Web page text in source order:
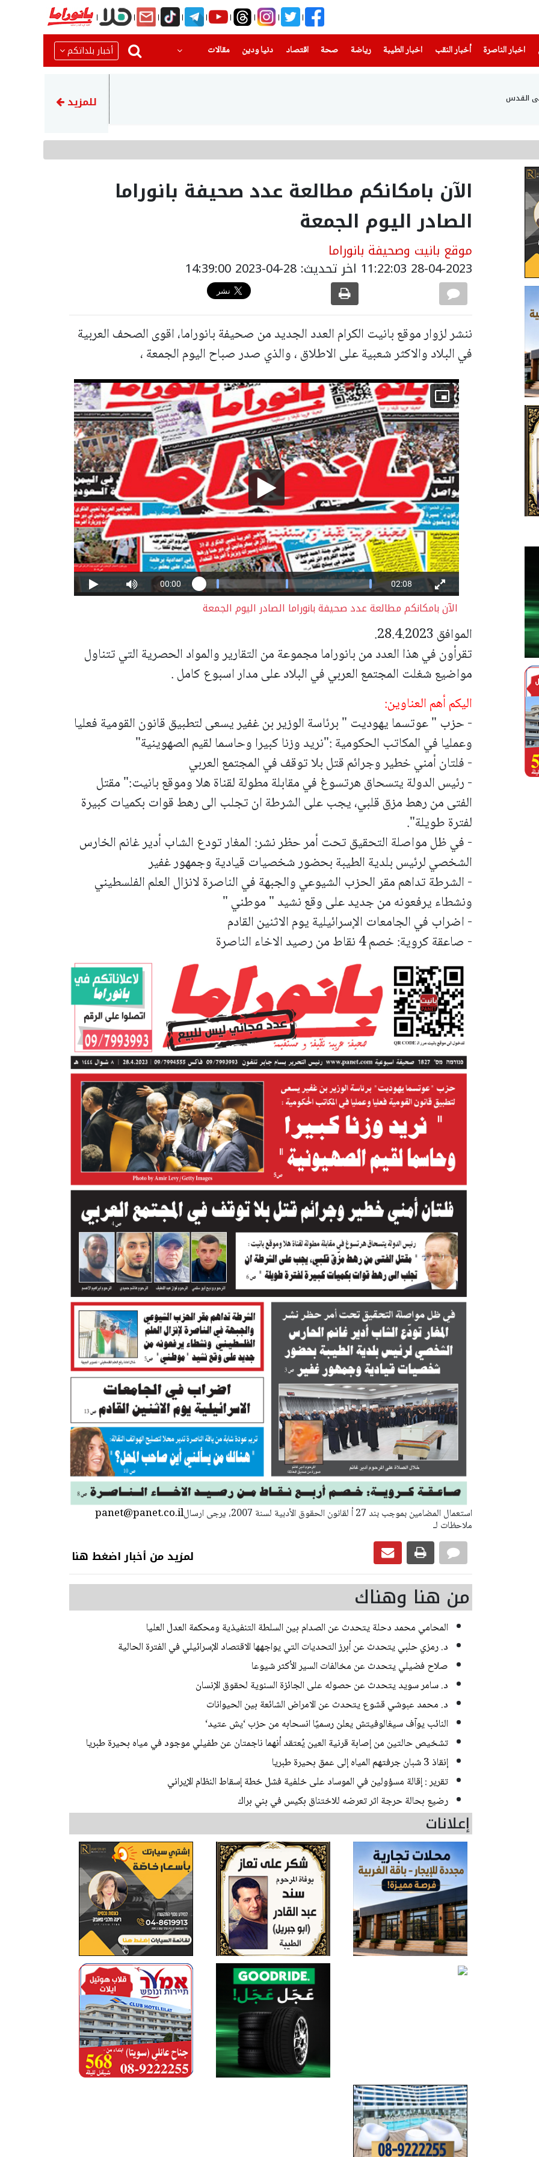
اخبار الناصرة
(current) أخبار النقب اخبار الطيبة(current) رياضة
(current) صحة(current) اقتصاد دنيا ودين
(current) مقالات أخبار بلداتكم
في القدس تنظيم ورشة حول التطوع
للمزيد
الآن بامكانكم مطالعة عدد صحيفة بانوراما
الصادر اليوم الجمعة
موقع بانيت وصحيفة بانوراما
28-04-2023 11:22:03 اخر تحديث: 28-04-2023 14:39:00
ننشر لزوار موقع بانيت الكرام العدد الجديد من صحيفة بانوراما، اقوى الصحف العربية
في البلاد والاكثر شعبية على الاطلاق ، والذي صدر صباح اليوم الجمعة ،
الآن بامكانكم مطالعة عدد صحيفة بانوراما الصادر اليوم الجمعة
الموافق 28.4.2023.
تقرأون في هذا العدد من بانوراما مجموعة من التقارير والمواد الحصرية التي تتناول
مواضيع شغلت المجتمع العربي في البلاد على مدار اسبوع كامل .
اليكم أهم العناوين:
- حزب " عوتسما يهوديت " برئاسة الوزير بن غفير يسعى لتطبيق قانون القومية فعليا
وعمليا في المكاتب الحكومية :"نريد وزنا كبيرا وحاسما لقيم الصهوينية"
- فلتان أمني خطير وجرائم قتل بلا توقف في المجتمع العربي
- رئيس الدولة يتسحاق هرتسوغ في مقابلة مطولة لقناة هلا وموقع بانيت:" مقتل
الفتى من رهط مزق قلبي، يجب على الشرطة ان تجلب الى رهط قوات بكميات كبيرة
لفترة طويلة".
- في ظل مواصلة التحقيق تحت أمر حظر نشر: المغار تودع الشاب أدير غانم الخارس
الشخصي لرئيس بلدية الطيبة بحضور شخصيات قيادية وجمهور غفير
- الشرطة تداهم مقر الحزب الشيوعي والجبهة في الناصرة لانزال العلم الفلسطيني
ونشطاء يرفعونه من جديد على وقع نشيد " موطني "
- اضراب في الجامعات الإسرائيلية يوم الاثنين القادم
- صاعقة كروية: خصم 4 نقاط من رصيد الاخاء الناصرة
panet@panet.co.ilاستعمال المضامين بموجب بند 27 أ لقانون الحقوق الأدبية لسنة 2007، يرجى ارسال
ملاحظات لـ
لمزيد من أخبار اضغط هنا
من هنا وهناك
المحامي محمد دحلة يتحدث عن الصدام بين السلطة التنفيذية ومحكمة العدل العليا
د. رمزي حلبي يتحدث عن أبرز التحديات التي يواجهها الاقتصاد الإسرائيلي في الفترة الحالية
صلاح فضيلي يتحدث عن مخالفات السير الأكثر شيوعا
د. سامر سويد يتحدث عن حصوله على الجائزة السنوية لحقوق الإنسان
د. محمد عبوشي قشوع يتحدث عن الامراض الشائعة بين الحيوانات
النائب يوآف سيغالوفيتش يعلن رسميًا انسحابه من حزب ‘يش عتيد‘
تشخيص حالتين من إصابة قرنية العين يُعتقد أنهما ناجمتان عن طفيلي موجود في مياه بحيرة طبريا
إنقاذ 3 شبان جرفتهم المياه إلى عمق بحيرة طبريا
تقرير : إقالة مسؤولين في الموساد على خلفية فشل خطة إسقاط النظام الإيراني
رضيع بحالة حرجة اثر تعرضه للاختناق بكيس في بني براك
إعلانات